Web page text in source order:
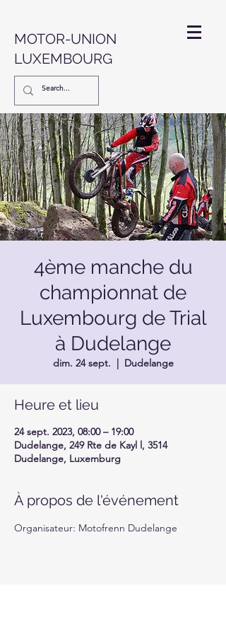
MOTOR-UNION
LUXEMBOURG
4ème manche du
championnat de
Luxembourg de Trial
à Dudelange
dim. 24 sept.
  |
Dudelange
Heure et lieu
24 sept. 2023, 08:00 – 19:00
Dudelange, 249 Rte de Kayl l, 3514
Dudelange, Luxemburg
À propos de l'événement
Organisateur: Motofrenn Dudelange